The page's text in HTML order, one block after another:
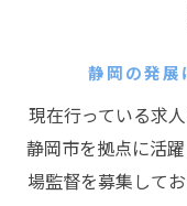
静岡の発展
現在行っている求
静岡市を拠点に活
場監督を募集して